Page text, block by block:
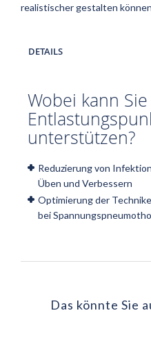
realistischer gestalten
DETAILS
Wobei kann
unterstützen?
Reduzierung von
Üben und Verbessern
Optimierung der
bei
Das könnte Sie